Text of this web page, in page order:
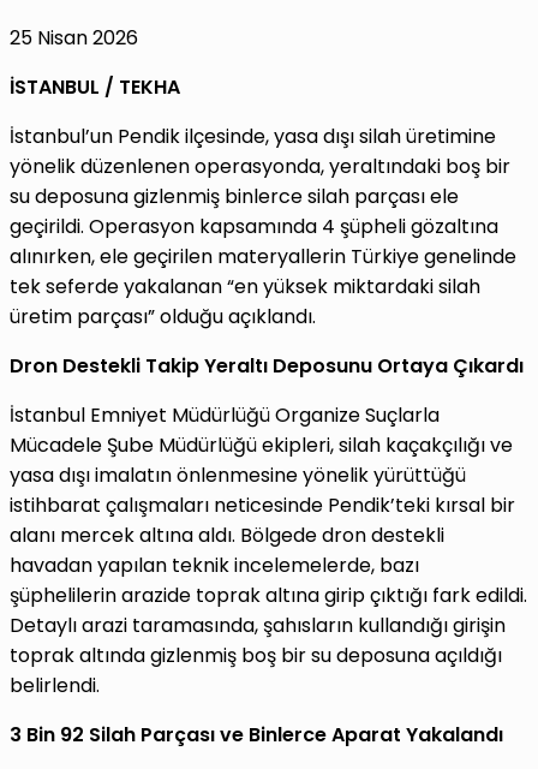
25 Nisan 2026
İSTANBUL / TEKHA
İstanbul’un Pendik ilçesinde, yasa dışı silah üretimine
yönelik düzenlenen operasyonda, yeraltındaki boş bir
su deposuna gizlenmiş binlerce silah parçası ele
geçirildi. Operasyon kapsamında 4 şüpheli gözaltına
alınırken, ele geçirilen materyallerin Türkiye genelinde
tek seferde yakalanan “en yüksek miktardaki silah
üretim parçası” olduğu açıklandı.
Dron Destekli Takip Yeraltı Deposunu Ortaya Çıkardı
İstanbul Emniyet Müdürlüğü Organize Suçlarla
Mücadele Şube Müdürlüğü ekipleri, silah kaçakçılığı ve
yasa dışı imalatın önlenmesine yönelik yürüttüğü
istihbarat çalışmaları neticesinde Pendik’teki kırsal bir
alanı mercek altına aldı. Bölgede dron destekli
havadan yapılan teknik incelemelerde, bazı
şüphelilerin arazide toprak altına girip çıktığı fark edildi.
Detaylı arazi taramasında, şahısların kullandığı girişin
toprak altında gizlenmiş boş bir su deposuna açıldığı
belirlendi.
3 Bin 92 Silah Parçası ve Binlerce Aparat Yakalandı